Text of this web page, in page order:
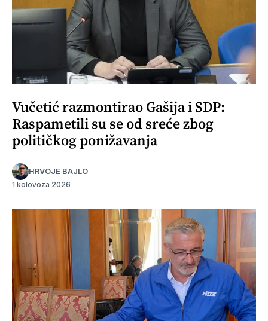
Vučetić razmontirao Gašija i SDP:
Raspametili su se od sreće zbog
političkog ponižavanja
HRVOJE BAJLO
1 kolovoza 2026